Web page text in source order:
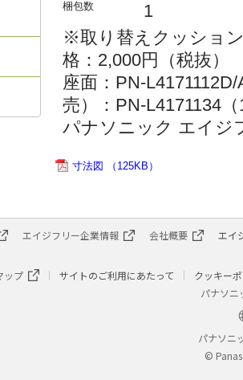
梱包数
1
※取り替えクッショ
格：2,000円（税抜）
座面：PN-
売）：PN-L4171134
パナソニック エイジ
寸法図 （125KB）
エイジフリー企業情報 会社概要 エイ
ップ サイトのご利用にあたって
クッキー
パナソニ
パナソニ
©